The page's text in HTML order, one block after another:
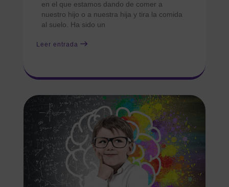
en el que estamos dando de comer a
nuestro hijo o a nuestra hija y tira la comida
al suelo. Ha sido un
Leer entrada